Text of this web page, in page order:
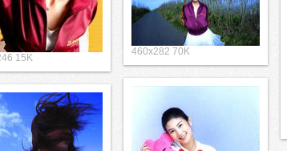
15K
460x282 70K